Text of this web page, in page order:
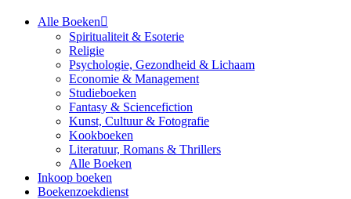
Alle Boeken
Spiritualiteit & Esoterie
Religie
Psychologie, Gezondheid & Lichaam
Economie & Management
Studieboeken
Fantasy & Sciencefiction
Kunst, Cultuur & Fotografie
Kookboeken
Literatuur, Romans & Thrillers
Alle Boeken
Inkoop boeken
Boekenzoekdienst